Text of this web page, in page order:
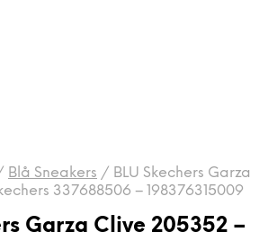
Blå Sneakers / BLU Skechers Garza
337688506 – 198376315009
Garza Clive 205352 –